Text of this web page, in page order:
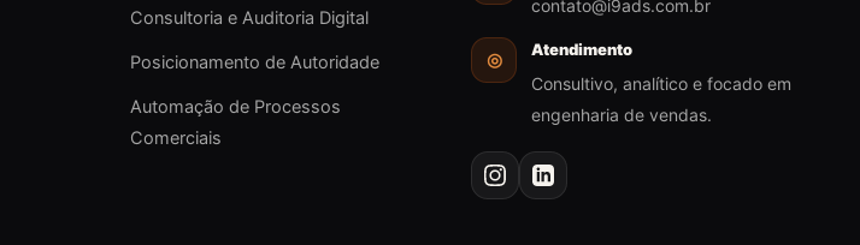
Consultoria e Auditoria Digital
Posicionamento de Autoridade
Automação de Processos
Comerciais
contato@i9ads.com.br
◎ Atendimento
Consultivo, analítico e focado em
engenharia de vendas.